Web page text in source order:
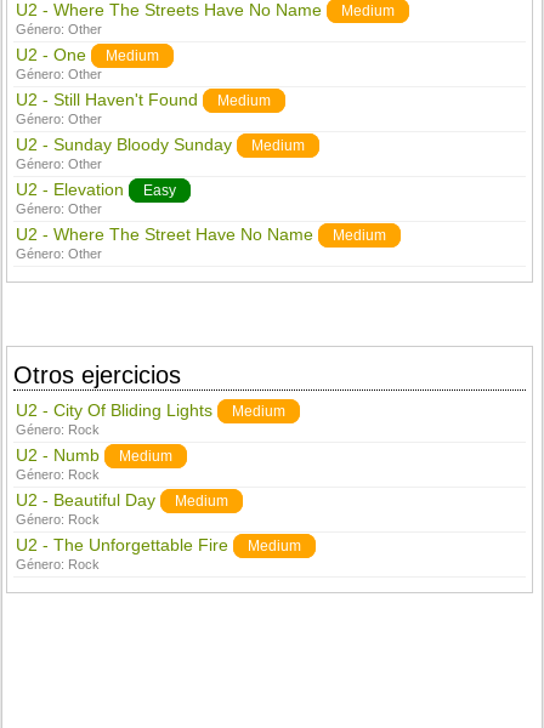
U2 - Where The Streets Have No Name Medium
Género:Other
U2 - One Medium
Género:Other
U2 - Still Haven't Found Medium
Género:Other
U2 - Sunday Bloody Sunday Medium
Género:Other
U2 - Elevation Easy
Género:Other
U2 - Where The Street Have No Name Medium
Género:Other
Otros ejercicios
U2 - City Of Bliding Lights Medium
Género: Rock
U2 - Numb Medium
Género: Rock
U2 - Beautiful Day Medium
Género: Rock
U2 - The Unforgettable Fire Medium
Género: Rock